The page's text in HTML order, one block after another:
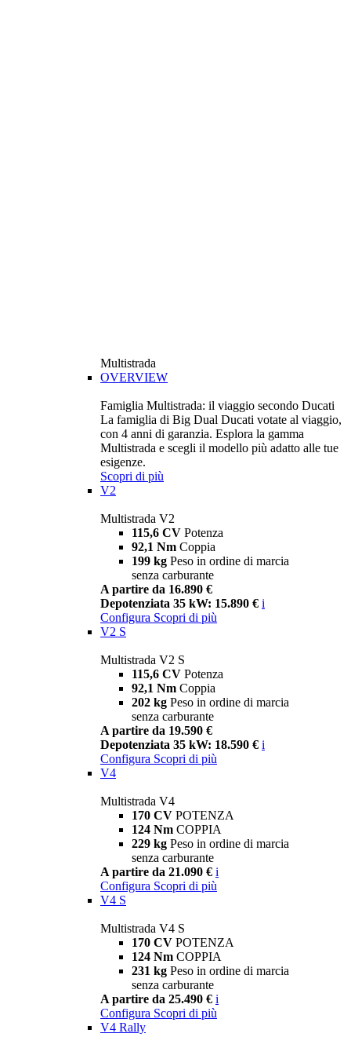
Multistrada
OVERVIEW
Famiglia Multistrada: il viaggio secondo Ducati
La famiglia di Big Dual Ducati votate al viaggio,
con 4 anni di garanzia. Esplora la gamma
Multistrada e scegli il modello più adatto alle tue
esigenze.
Scopri di più
V2
Multistrada V2
115,6 CV Potenza
92,1 Nm Coppia
199 kg Peso in ordine di marcia
senza carburante
A partire da 16.890 €
Depotenziata 35 kW: 15.890 € i
Configura Scopri di più
V2 S
Multistrada V2 S
115,6 CV Potenza
92,1 Nm Coppia
202 kg Peso in ordine di marcia
senza carburante
A partire da 19.590 €
Depotenziata 35 kW: 18.590 € i
Configura Scopri di più
V4
Multistrada V4
170 CV POTENZA
124 Nm COPPIA
229 kg Peso in ordine di marcia
senza carburante
A partire da 21.090 € i
Configura Scopri di più
V4 S
Multistrada V4 S
170 CV POTENZA
124 Nm COPPIA
231 kg Peso in ordine di marcia
senza carburante
A partire da 25.490 € i
Configura Scopri di più
V4 Rally